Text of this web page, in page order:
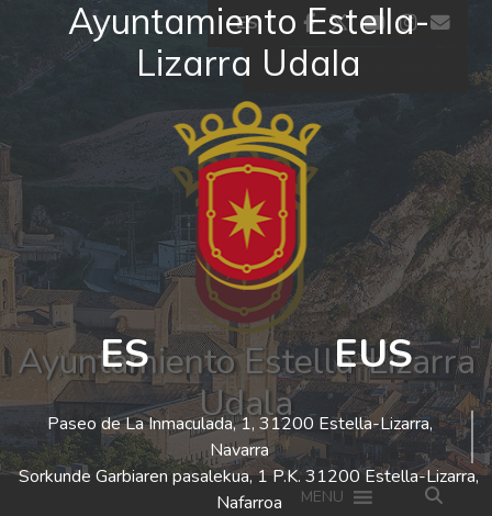
Ayuntamiento Estella-
Lizarra Udala
ES EUS
Paseo de La Inmaculada, 1, 31200 Estella-Lizarra,
Navarra
Sorkunde Garbiaren pasalekua, 1 P.K. 31200 Estella-Lizarra,
Nafarroa
Ir al contenido ES facebook
twitter
youtube
El tiempo - Tutiempo.net
Ayuntamiento Estella-Lizarra
Udala
MENU